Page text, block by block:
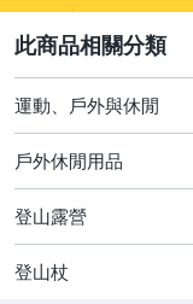
圖書/影音/文具
古董、藝術與礦石
手機、配件與通訊
美容保養與彩妝
運動、戶外與休閒
戶外休閒用品
登山露營
登山杖